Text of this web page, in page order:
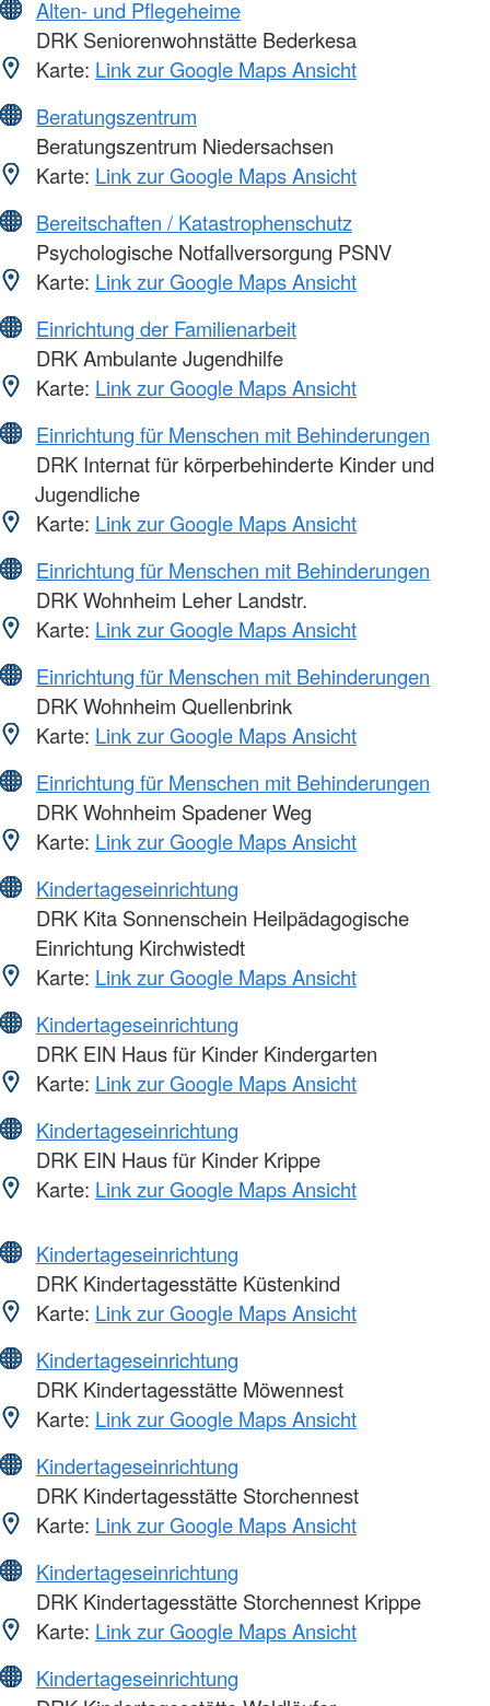
Alten- und Pflegeheime
DRK Seniorenwohnstätte Bederkesa
Karte: Link zur Google Maps Ansicht
Beratungszentrum
Beratungszentrum Niedersachsen
Karte: Link zur Google Maps Ansicht
Bereitschaften / Katastrophenschutz
Psychologische Notfallversorgung PSNV
Karte: Link zur Google Maps Ansicht
Einrichtung der Familienarbeit
DRK Ambulante Jugendhilfe
Karte: Link zur Google Maps Ansicht
Einrichtung für Menschen mit Behinderungen
DRK Internat für körperbehinderte Kinder und
Jugendliche
Karte: Link zur Google Maps Ansicht
Einrichtung für Menschen mit Behinderungen
DRK Wohnheim Leher Landstr.
Karte: Link zur Google Maps Ansicht
Einrichtung für Menschen mit Behinderungen
DRK Wohnheim Quellenbrink
Karte: Link zur Google Maps Ansicht
Einrichtung für Menschen mit Behinderungen
DRK Wohnheim Spadener Weg
Karte: Link zur Google Maps Ansicht
Kindertageseinrichtung
DRK Kita Sonnenschein Heilpädagogische
Einrichtung Kirchwistedt
Karte: Link zur Google Maps Ansicht
Kindertageseinrichtung
DRK EIN Haus für Kinder Kindergarten
Karte: Link zur Google Maps Ansicht
Kindertageseinrichtung
DRK EIN Haus für Kinder Krippe
Karte: Link zur Google Maps Ansicht
Kindertageseinrichtung
DRK Kindertagesstätte Küstenkind
Karte: Link zur Google Maps Ansicht
Kindertageseinrichtung
DRK Kindertagesstätte Möwennest
Karte: Link zur Google Maps Ansicht
Kindertageseinrichtung
DRK Kindertagesstätte Storchennest
Karte: Link zur Google Maps Ansicht
Kindertageseinrichtung
DRK Kindertagesstätte Storchennest Krippe
Karte: Link zur Google Maps Ansicht
Kindertageseinrichtung